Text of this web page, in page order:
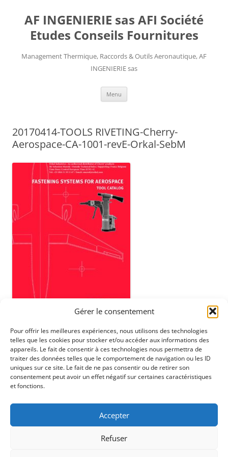
Gérer le consentement
Pour offrir les meilleures expériences, nous utilisons des technologies
telles que les cookies pour stocker et/ou accéder aux informations des
appareils. Le fait de consentir à ces technologies nous permettra de
traiter des données telles que le comportement de navigation ou les ID
uniques sur ce site. Le fait de ne pas consentir ou de retirer son
consentement peut avoir un effet négatif sur certaines caractéristiques
et fonctions.
Accepter
Refuser
AF INGENIERIE sas AFI Société
Etudes Conseils Fournitures
Management Thermique, Raccords & Outils Aeronautique, AF
INGENIERIE sas
Menu
20170414-TOOLS RIVETING-Cherry-
Aerospace-CA-1001-revE-Orkal-SebM
ENTREZ UN PN# OU UNE MARQUE ICI / SEARCHBAR